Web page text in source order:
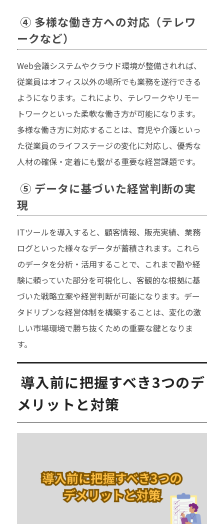
④ 多様な働き方への対応（テレワ
ークなど）
Web会議システムやクラウド環境が整備されれば、
従業員はオフィス以外の場所でも業務を遂行できる
ようになります。これにより、テレワークやリモー
トワークといった柔軟な働き方が可能になります。
多様な働き方に対応することは、育児や介護といっ
た従業員のライフステージの変化に対応し、優秀な
人材の確保・定着にも繋がる重要な経営課題です。
⑤ データに基づいた経営判断の実
現
ITツールを導入すると、顧客情報、販売実績、業務
ログといった様々なデータが蓄積されます。これら
のデータを分析・活用することで、これまで勘や経
験に頼っていた部分を可視化し、客観的な根拠に基
づいた戦略立案や経営判断が可能になります。デー
タドリブンな経営体制を構築することは、変化の激
しい市場環境で勝ち抜くための重要な鍵となりま
す。
導入前に把握すべき3つのデ
メリットと対策